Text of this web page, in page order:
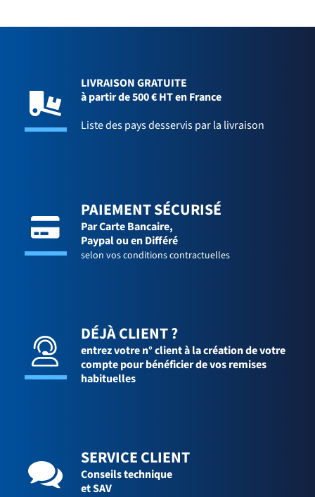
LIVRAISON GRATUITE
à partir de 500 € HT en France
Liste des pays desservis par la livraison
PAIEMENT SÉCURISÉ
Par Carte Bancaire,
Paypal ou en Différé
selon vos conditions contractuelles
DÉJÀ CLIENT ?
entrez votre n° client à la création de votre
compte pour bénéficier de vos remises
habituelles
SERVICE CLIENT
Conseils technique
et SAV